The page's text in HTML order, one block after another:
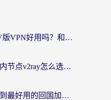
海外党必看：快帆TV版VPN好用吗？和快游VPN对比哪个回国效果更好？附实用避坑指南
海外党无忧指南：国内节点v2ray怎么选？一键回国VPN+多场景实测帮你避坑
海外党必看：如何选到最好用的回国加速器？从节点到售后的全维度指南